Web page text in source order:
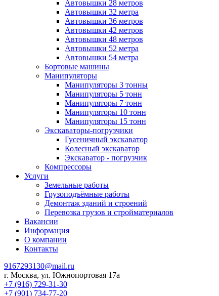
Автовышки 28 метров
Автовышки 32 метра
Автовышки 36 метров
Автовышки 42 метров
Автовышки 48 метров
Автовышки 52 метра
Автовышки 54 метра
Бортовые машины
Манипуляторы
Манипуляторы 3 тонны
Манипуляторы 5 тонн
Манипуляторы 7 тонн
Манипуляторы 10 тонн
Манипуляторы 15 тонн
Экскаваторы-погрузчики
Гусеничный экскаватор
Колесный экскаватор
Экскаватор - погрузчик
Компрессоры
Услуги
Земельные работы
Грузоподъёмные работы
Демонтаж зданий и строений
Перевозка грузов и стройматериалов
Вакансии
Информация
О компании
Контакты
9167293130@mail.ru
г. Москва, ул. Южнопортовая 17а
+7 (916) 729-31-30
+7 (901) 734-77-20